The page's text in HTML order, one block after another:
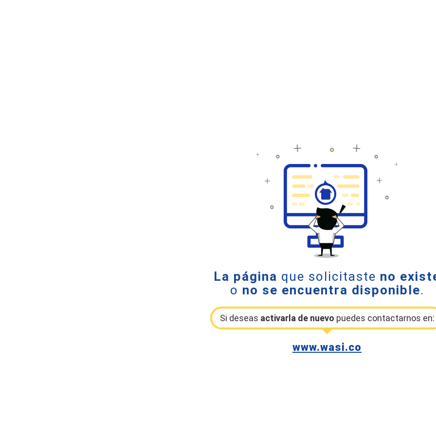
La página que solicitaste no
o no se encuentra disponible.
Si deseas activarla de nuevo puedes contactarnos en:
www.wasi.co